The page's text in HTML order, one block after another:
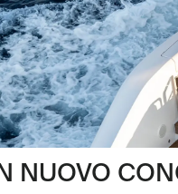
NUOVO